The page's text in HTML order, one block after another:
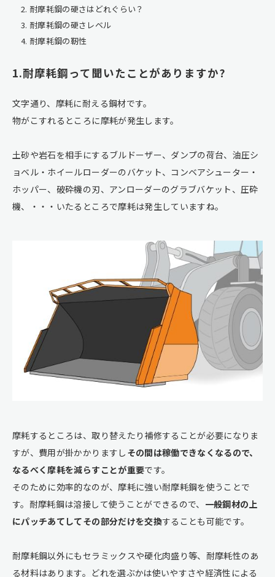
耐摩耗鋼の硬さはどれぐらい？
耐摩耗鋼の硬さレベル
耐摩耗鋼の靭性
1.耐摩耗鋼って聞いたことがありますか?
文字通り、摩耗に耐える鋼材です。
物がこすれるところに摩耗が発生します。
土砂や岩石を相手にするブルドーザー、ダンプの荷台、油圧シ
ョベル・ホイールローダーのバケット、コンベアシューター・
ホッパー、破砕機の刃、アンローダーのグラブバケット、圧砕
機、・・・いたるところで摩耗は発生していますね。
摩耗するところは、取り替えたり補修することが必要になりま
すが、費用が掛かかりますし その間は稼働できなくなるので、
なるべく摩耗を減らすことが重要です。
そのために効率的なのが、摩耗に強い耐摩耗鋼を使うことで
す。耐摩耗鋼は溶接して使うことができるので、 一般鋼材の上
にパッチあてしてその部分だけを交換することも可能です。
耐摩耗鋼以外にもセラミックスや硬化肉盛り等、耐摩耗性のあ
る材料はあります。どれを選ぶかは使いやすさや経済性による